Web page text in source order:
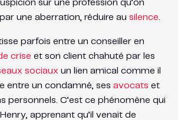
sur une profession qu’on
une aberration, réduire au silence
parfois entre un conseiller en
crise et son client chahuté par les
sociaux un lien amical comme il
entre un condamné, ses avocats et
personnels. C’est ce phénomène qui
apprenant qu’il venait de